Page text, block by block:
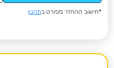
*חישוב ההחזר מפורט בתקנון